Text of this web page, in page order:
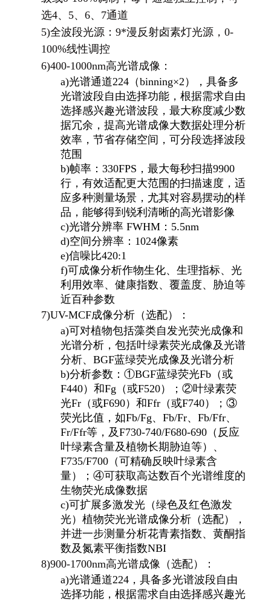
选4、5、6、7通道
5)全波段光源：9*漫反射卤素灯光源，0-
100%线性调控
6)400-1000nm高光谱成像：
a)光谱通道224（binning×2），具备多
光谱波段自由选择功能，根据需求自由
选择感兴趣光谱波段，最大称度减少数
据冗余，提高光谱成像大数据处理分析
效率，节省存储空间，可分段选择波段
范围
b)帧率：330FPS，最大每秒扫描9900
行，有效适配更大范围的扫描速度，适
应多种测量场景，尤其对容易摆动的样
品，能够得到锐利清晰的高光谱影像
c)光谱分辨率 FWHM：5.5nm
d)空间分辨率：1024像素
e)信噪比420:1
f)可成像分析作物生化、生理指标、光
利用效率、健康指数、覆盖度、胁迫等
近百种参数
7)UV-MCF成像分析（选配）：
a)可对植物包括藻类自发光荧光成像和
光谱分析，包括叶绿素荧光成像及光谱
分析、BGF蓝绿荧光成像及光谱分析
b)分析参数：①BGF蓝绿荧光Fb（或
F440）和Fg（或F520）；②叶绿素荧
光Fr（或F690）和Ffr（或F740）；③
荧光比值，如Fb/Fg、Fb/Fr、Fb/Ffr、
Fr/Ffr等，及F730-740/F680-690（反应
叶绿素含量及植物长期胁迫等）、
F735/F700（可精确反映叶绿素含
量）；④可获取高达数百个光谱维度的
生物荧光成像数据
c)可扩展多激发光（绿色及红色激发
光）植物荧光光谱成像分析（选配），
并进一步测量分析花青素指数、黄酮指
数及氮素平衡指数NBI
8)900-1700nm高光谱成像（选配）：
a)光谱通道224，具备多光谱波段自由
选择功能，根据需求自由选择感兴趣光